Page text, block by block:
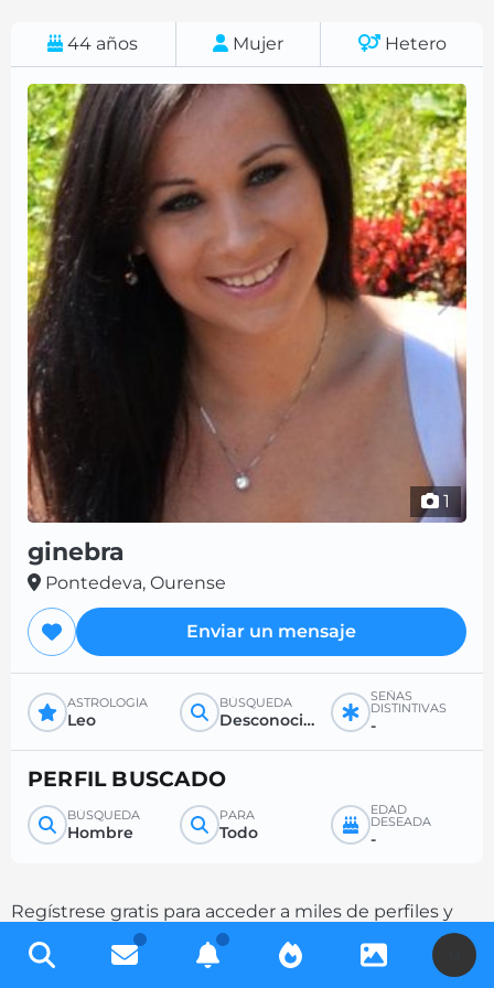
44 años Mujer Hetero
1
ginebra
Pontedeva, Ourense
Enviar un mensaje
ASTROLOGÍA
Leo
BÚSQUEDA
Desconocido
SEÑAS
DISTINTIVAS
-
PERFIL BUSCADO
BÚSQUEDA
Hombre
PARA
Todo
EDAD
DESEADA
-
Regístrese gratis para acceder a miles de perfiles y
aumente sus posibilidades de contacto
completando su descripción.